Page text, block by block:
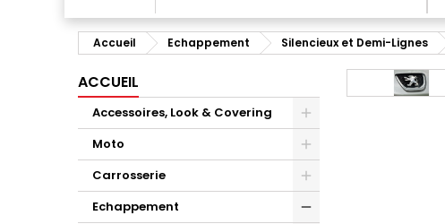
Accueil Echappement Silencieux et Demi-Lignes
ACCUEIL
Accessoires, Look & Covering
Moto
Carrosserie
Echappement